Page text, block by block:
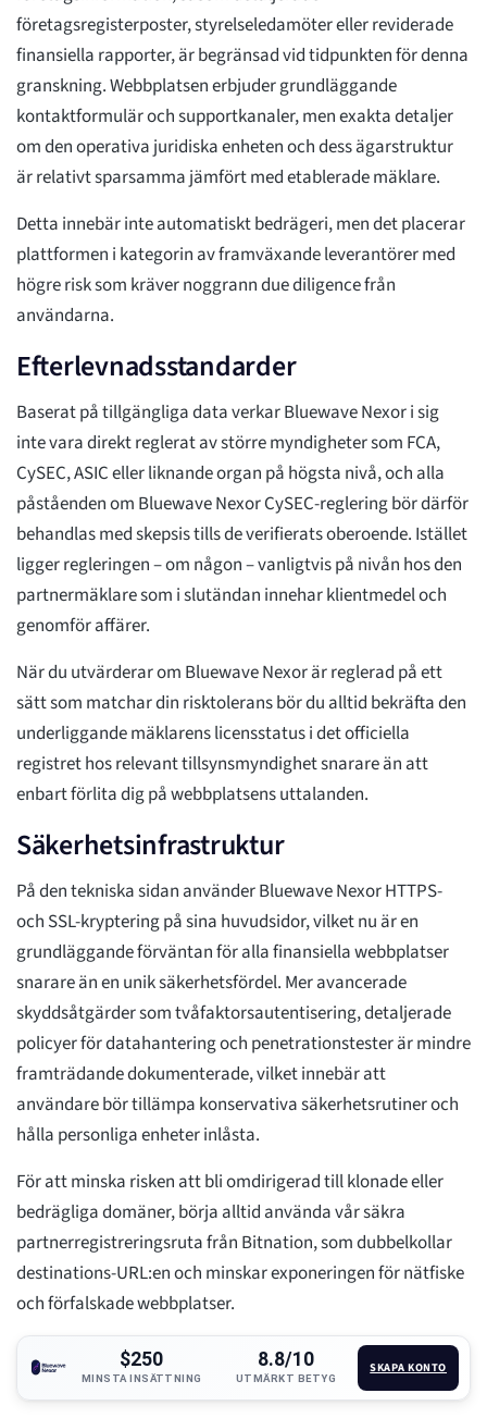
företagsregisterposter, styrelseledamöter eller reviderade
finansiella rapporter, är begränsad vid tidpunkten för denna
granskning. Webbplatsen erbjuder grundläggande
kontaktformulär och supportkanaler, men exakta detaljer
om den operativa juridiska enheten och dess ägarstruktur
är relativt sparsamma jämfört med etablerade mäklare.
Detta innebär inte automatiskt bedrägeri, men det placerar
plattformen i kategorin av framväxande leverantörer med
högre risk som kräver noggrann due diligence från
användarna.
Efterlevnadsstandarder
Baserat på tillgängliga data verkar Bluewave Nexor i sig
inte vara direkt reglerat av större myndigheter som FCA,
CySEC, ASIC eller liknande organ på högsta nivå, och alla
påståenden om Bluewave Nexor CySEC-reglering bör därför
behandlas med skepsis tills de verifierats oberoende. Istället
ligger regleringen – om någon – vanligtvis på nivån hos den
partnermäklare som i slutändan innehar klientmedel och
genomför affärer.
När du utvärderar om Bluewave Nexor är reglerad på ett
sätt som matchar din risktolerans bör du alltid bekräfta den
underliggande mäklarens licensstatus i det officiella
registret hos relevant tillsynsmyndighet snarare än att
enbart förlita dig på webbplatsens uttalanden.
Säkerhetsinfrastruktur
På den tekniska sidan använder Bluewave Nexor HTTPS-
och SSL-kryptering på sina huvudsidor, vilket nu är en
grundläggande förväntan för alla finansiella webbplatser
snarare än en unik säkerhetsfördel. Mer avancerade
skyddsåtgärder som tvåfaktorsautentisering, detaljerade
policyer för datahantering och penetrationstester är mindre
framträdande dokumenterade, vilket innebär att
användare bör tillämpa konservativa säkerhetsrutiner och
hålla personliga enheter inlåsta.
För att minska risken att bli omdirigerad till klonade eller
bedrägliga domäner, börja alltid använda vår säkra
partnerregistreringsruta från Bitnation, som dubbelkollar
destinations-URL:en och minskar exponeringen för nätfiske
och förfalskade webbplatser.
$250
MINSTA INSÄTTNING
8.8/10
UTMÄRKT BETYG
SKAPA KONTO